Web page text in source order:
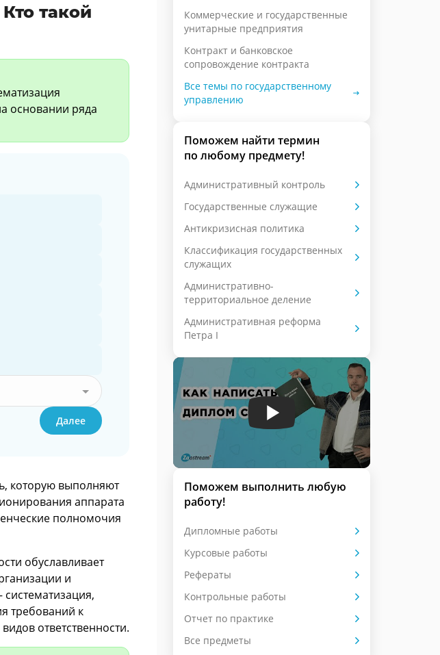
такой
основании ряда
Далее
которую выполняют
аппарата
полномочия
обуславливает
и
требований к
ответственности.
Коммерческие и государственные
унитарные предприятия
Контракт и банковское
сопровождение контракта
Все темы по государственному
управлению
Поможем найти термин
по любому предмету!
Административный контроль
Государственные служащие
Антикризисная политика
Классификация государственных
служащих
Административно-
территориальное деление
Административная реформа
Петра I
Поможем выполнить любую
работу!
Дипломные работы
Курсовые работы
Рефераты
Контрольные работы
Отчет по практике
Все предметы